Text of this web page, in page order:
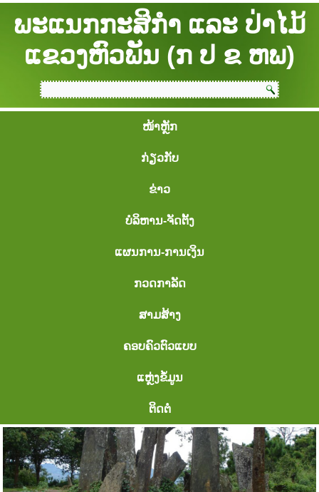
ພະແນກກະສິກຳ ແລະ ປ່າໄມ້
ແຂວງຫົວພັນ (ກ ປ ຂ ຫພ)
ໜ້າຫຼັກ
ກ່ຽວກັບ
ຂ່າວ
ບໍລິຫານ-ຈັດຕັ້ງ
ແຜນການ-ການເງິນ
ກວດກາລັດ
ສາມສ້າງ
ຄອບຄົວຕົວແບບ
ແຫຼ່ງຂໍ້ມູນ
ຕິດຕໍ່